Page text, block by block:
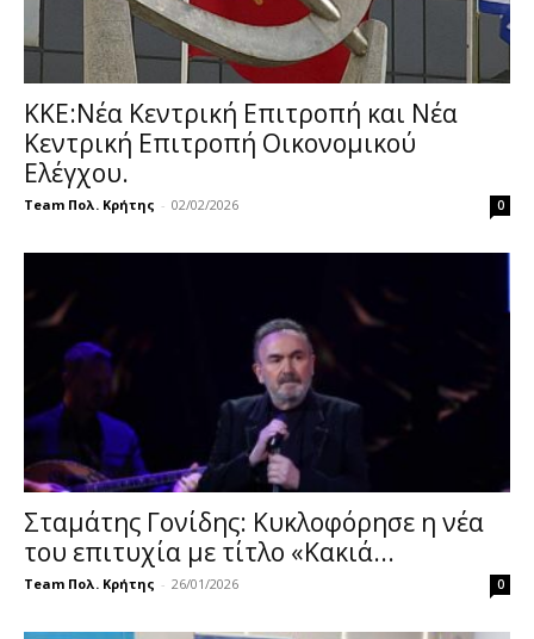
ΚΚΕ:Νέα Κεντρική Επιτροπή και Νέα
Κεντρική Επιτροπή Οικονομικού
Ελέγχου.
Team Πολ. Κρήτης - 02/02/2026 0
Σταμάτης Γονίδης: Κυκλοφόρησε η νέα
του επιτυχία με τίτλο «Κακιά...
Team Πολ. Κρήτης - 26/01/2026 0